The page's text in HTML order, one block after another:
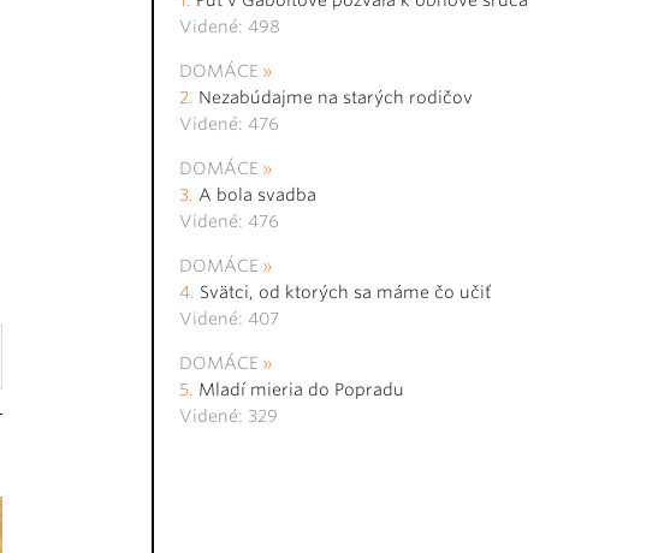
Videné: 498
DOMÁCE
Nezabúdajme na starých rodičov
Videné: 476
DOMÁCE
A bola svadba
Videné: 476
DOMÁCE
Svätci, od ktorých sa máme čo učiť
Videné: 407
DOMÁCE
Mladí mieria do Popradu
Videné: 329